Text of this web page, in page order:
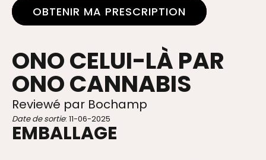
OBTENIR MA PRESCRIPTION
ONO CELUI-LÀ PAR
ONO CANNABIS
Reviewé par Bochamp
Date de sortie: 11-06-2025
EMBALLAGE